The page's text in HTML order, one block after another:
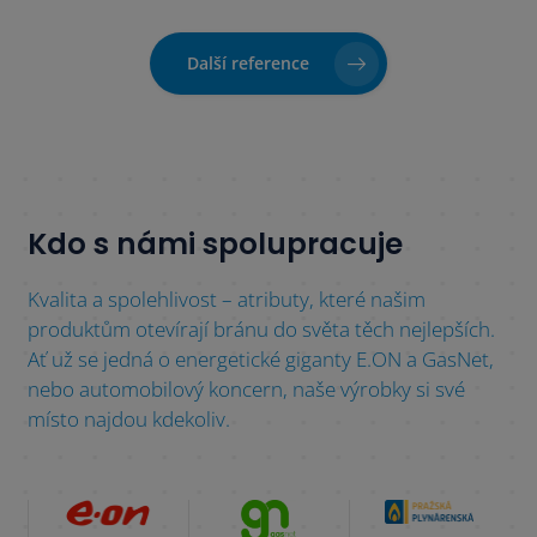
Další reference
Kdo s námi spolupracuje
Kvalita a spolehlivost – atributy, které našim
produktům otevírají bránu do světa těch nejlepších.
Ať už se jedná o energetické giganty E.ON a GasNet,
nebo automobilový koncern, naše výrobky si své
místo najdou kdekoliv.